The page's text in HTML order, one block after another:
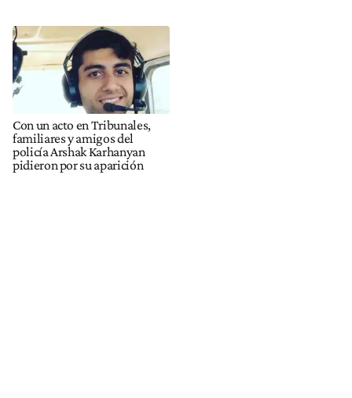
Con un acto en Tribunales,
familiares y amigos del
policía Arshak Karhanyan
pidieron por su aparición